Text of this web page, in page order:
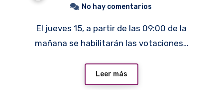
No hay comentarios
El jueves 15, a partir de las 09:00 de la
mañana se habilitarán las votaciones…
Leer más